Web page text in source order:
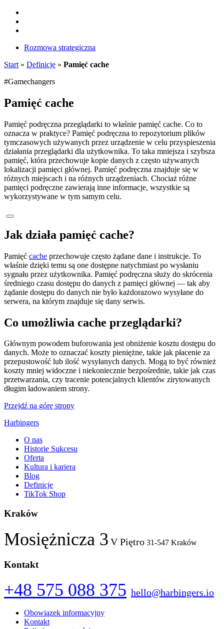
Rozmowa strategiczna
Start » Definicje » Pamięć cache
#Gamechangers
Pamięć cache
Pamięć podręczna przeglądarki to właśnie pamięć cache. Co to
oznacza w praktyce? Pamięć podręczna to repozytorium plików
tymczasowych używanych przez urządzenie w celu przyspieszenia
działania przeglądarki dla użytkownika. To taka mniejsza i szybsza
pamięć, która przechowuje kopie danych z często używanych
lokalizacji pamięci głównej. Pamięć podręczna znajduje się w
różnych miejscach i na różnych urządzeniach. Chociaż różne
pamięci podręczne zawierają inne informacje, wszystkie są
wykorzystywane w tym samym celu.
Jak działa pamięć cache?
Pamięć cache przechowuje często żądane dane i instrukcje. To
właśnie dzięki temu są one dostępne natychmiast po wysłaniu
sygnału przez użytkownika. Pamięć podręczna służy do skrócenia
średniego czasu dostępu do danych z pamięci głównej — tak aby
żądanie dostępu do danych nie było każdorazowo wysyłane do
serwera, na którym znajduje się dany serwis.
Co umożliwia cache przeglądarki?
Głównym powodem buforowania jest obniżenie kosztu dostępu do
danych. Może to oznaczać koszty pieniężne, takie jak płacenie za
przepustowość lub ilość wysyłanych danych. Mogą to być również
koszty mniej widoczne i niekoniecznie bezpośrednie, takie jak czas
przetwarzania, czy tracenie potencjalnych klientów zirytowanych
długim ładowaniem strony.
Przejdź na górę strony
Harbingers
O nas
Historie Sukcesu
Oferta
Kultura i kariera
Blog
Definicje
TikTok Shop
Kraków
Mosiężnicza 3 V Piętro 31-547 Kraków
Kontakt
+48 575 088 375 hello@harbingers.io
Obowiązek informacyjny
Kontakt